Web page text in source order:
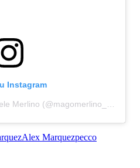
Instagram
Alex Marquezpecco